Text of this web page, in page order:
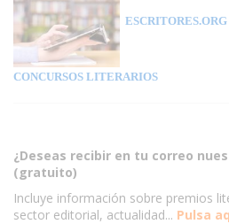
ESCRITORES.ORG
CONCURSOS LITERARIOS
¿Deseas recibir en tu correo
(gratuito)
Incluye información sobre premios
sector editorial, actualidad... Pulsa